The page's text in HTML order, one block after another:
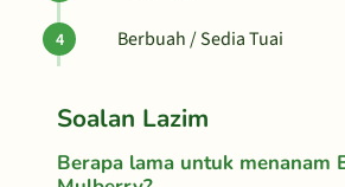
Berbuah / Sedia Tuai
Soalan Lazim
Berapa lama untuk menanam